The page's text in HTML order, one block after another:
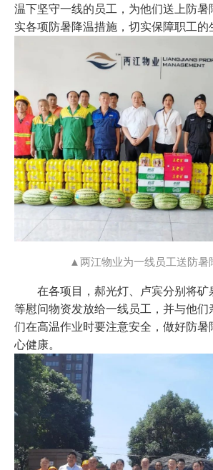
温下坚守一线的员工，为他们送上防暑
实各项防暑降温措施，切实保障职工的
▲两江物业为一线员工送防暑
在各项目，郝光灯、卢宾分别将
等慰问物资发放给一线员工，并与他
们在高温作业时要注意安全，做好防暑
心健康。